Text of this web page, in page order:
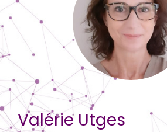
PARTENAIRES
CONTACT
Valérie Utges